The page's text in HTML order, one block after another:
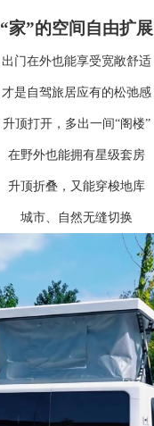
“家”的空间自由扩展
出门在外也能享受宽敞舒适
才是自驾旅居应有的松弛感
升顶打开，多出一间“阁楼”
在野外也能拥有星级套房
升顶折叠，又能穿梭地库
城市、自然无缝切换